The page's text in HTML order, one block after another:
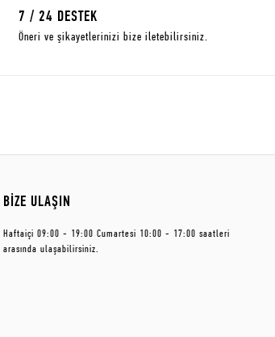
7 / 24 DESTEK
Öneri ve şikayetlerinizi bize iletebilirsiniz.
BİZE ULAŞIN
Haftaiçi 09:00 - 19:00 Cumartesi 10:00 - 17:00 saatleri
arasında ulaşabilirsiniz.